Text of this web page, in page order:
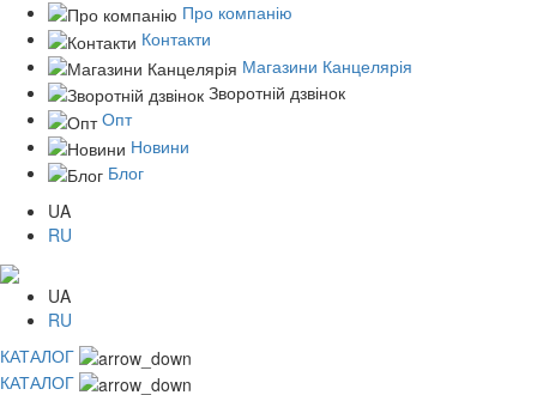
Про компанію
Контакти
Магазини Канцелярія
Зворотній дзвінок
Опт
Новини
Блог
UA
RU
UA
RU
КАТАЛОГ
КАТАЛОГ